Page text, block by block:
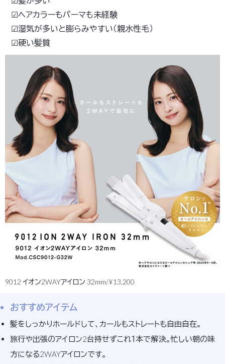
☑ヘアカラーもパーマも未経験
☑湿気が多いと膨らみやすい（親水性毛）
☑硬い髪質
9012 イオン2WAYアイロン 32mm/¥13,200
おすすめアイテム
髪をしっかりホールドして、カールもストレートも自由自在。
旅行や出張のアイロン2台持せずこれ１本で解決。忙しい朝の味
方になる2WAYアイロンです。